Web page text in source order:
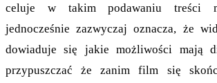
celuje w takim podawaniu treści
jednocześnie zazwyczaj oznacza, że
dowiaduje się jakie możliwości mają
przypuszczać że zanim film się